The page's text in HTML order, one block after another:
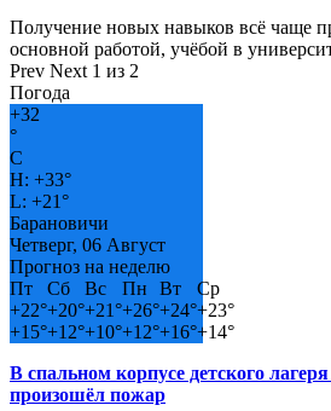
Получение новых навыков всё чаще
основной работой, учёбой в
Prev Next 1 из 2
Погода
+32
°
C
H: +33°
L: +21°
Барановичи
Четверг, 06 Август
Прогноз на неделю
Пт
Сб Вс Пн Вт
Ср
+22°+20°+21°+26°+24°+23°
+15°+12°+10°+12°+16°+14°
В спальном корпусе детского
произошёл пожар